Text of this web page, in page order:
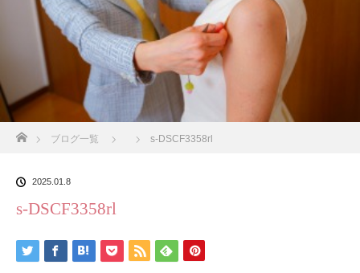
ブログ一覧 s-DSCF3358rl
2025.01.8
s-DSCF3358rl